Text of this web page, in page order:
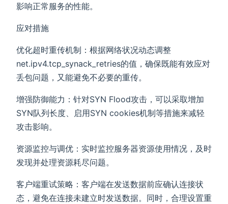
影响正常服务的性能。
应对措施
优化超时重传机制：根据网络状况动态调整
net.ipv4.tcp_synack_retries的值，确保既能有效应对
丢包问题，又能避免不必要的重传。
增强防御能力：针对SYN Flood攻击，可以采取增加
SYN队列长度、启用SYN cookies机制等措施来减轻
攻击影响。
资源监控与调优：实时监控服务器资源使用情况，及时
发现并处理资源耗尽问题。
客户端重试策略：客户端在发送数据前应确认连接状
态，避免在连接未建立时发送数据。同时，合理设置重